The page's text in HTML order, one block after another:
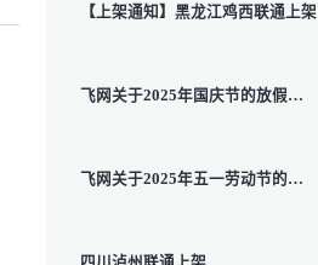
【上架通知】黑龙江鸡西联通上架
飞网关于2025年国庆节的放假通知
飞网关于2025年五一劳动节的放假通知